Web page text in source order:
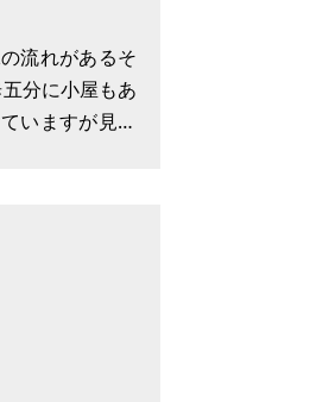
流れがあるそ
分に小屋もあ
いますが見積